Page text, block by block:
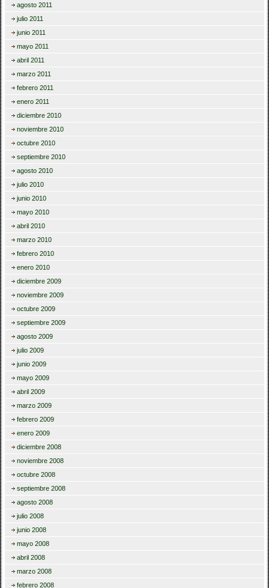
agosto 2011
julio 2011
junio 2011
mayo 2011
abril 2011
marzo 2011
febrero 2011
enero 2011
diciembre 2010
noviembre 2010
octubre 2010
septiembre 2010
agosto 2010
julio 2010
junio 2010
mayo 2010
abril 2010
marzo 2010
febrero 2010
enero 2010
diciembre 2009
noviembre 2009
octubre 2009
septiembre 2009
agosto 2009
julio 2009
junio 2009
mayo 2009
abril 2009
marzo 2009
febrero 2009
enero 2009
diciembre 2008
noviembre 2008
octubre 2008
septiembre 2008
agosto 2008
julio 2008
junio 2008
mayo 2008
abril 2008
marzo 2008
febrero 2008